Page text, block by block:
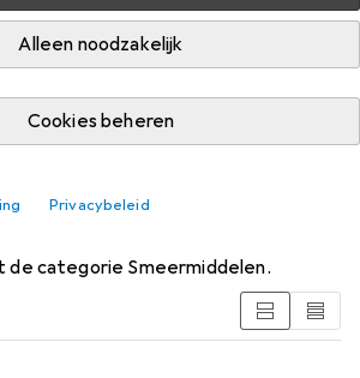
Alleen noodzakelijk
Cookies beheren
Privacybeleid
voor Doc Johnson
de categorie Smeermiddelen.